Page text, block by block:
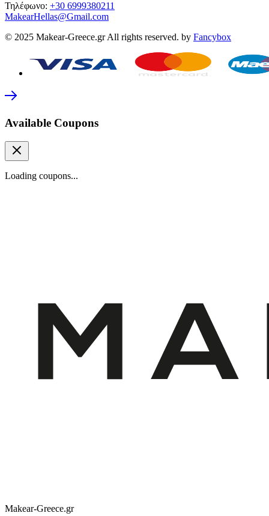
Τηλέφωνο: +30 6999380211
MakearHellas@Gmail.com
© 2025 Makear-Greece.gr All rights reserved. by Fancybox
Available Coupons
Loading coupons...
Makear-Greece.gr